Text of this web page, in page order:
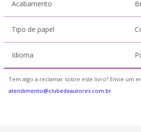
Acabamento
Tipo de papel
Idioma
Tem algo a reclamar sobre este livro? Envie um
atendimento@clubedeautores.com.br